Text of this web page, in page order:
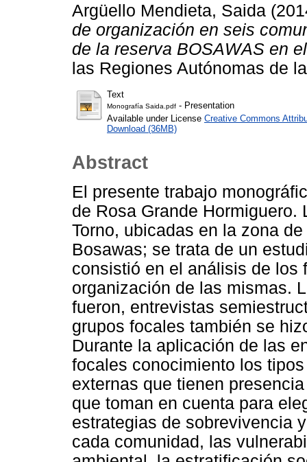
Argüello Mendieta, Saida
de organización en seis
de la reserva BOSAWAS en
las Regiones Autónomas de
Text
Monografía Saida.pdf - Presentation
Available under License Creative Commons
Download (36MB)
Abstract
El presente trabajo
de Rosa Grande Hormiguero.
Torno, ubicadas en la zona
Bosawas; se trata de un
consistió en el análisis de los
organización de las mismas.
fueron, entrevistas
grupos focales también se
Durante la aplicación de las
focales conocimiento los
externas que tienen
que toman en cuenta para
estrategias de sobrevivencia
cada comunidad, las